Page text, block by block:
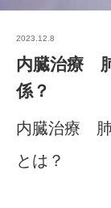
2023.12.8
内臓治療
係？
内臓治療 肺
とは？